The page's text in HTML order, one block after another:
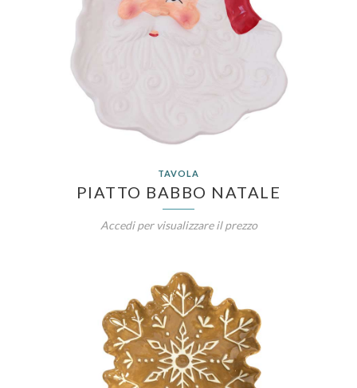
TAVOLA
PIATTO BABBO NATALE
Accedi per visualizzare il prezzo